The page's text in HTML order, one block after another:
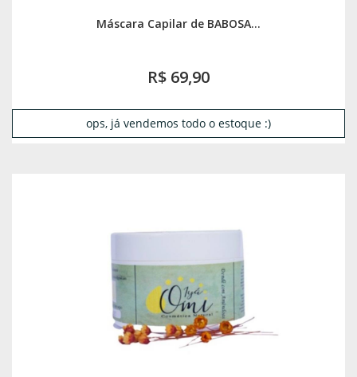
Máscara Capilar de BABOSA...
R$ 69,90
ops, já vendemos todo o estoque :)